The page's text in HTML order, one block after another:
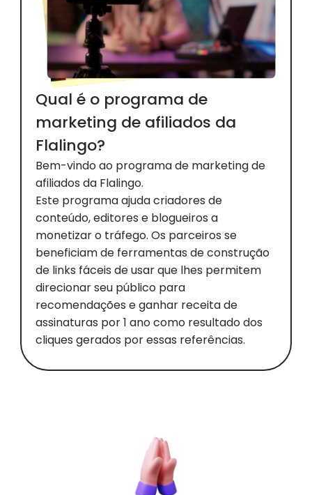
Qual é o programa de
marketing de afiliados da
Flalingo?
Bem-vindo ao programa de marketing de
afiliados da Flalingo.
Este programa ajuda criadores de
conteúdo, editores e blogueiros a
monetizar o tráfego. Os parceiros se
beneficiam de ferramentas de construção
de links fáceis de usar que lhes permitem
direcionar seu público para
recomendações e ganhar receita de
assinaturas por 1 ano como resultado dos
cliques gerados por essas referências.